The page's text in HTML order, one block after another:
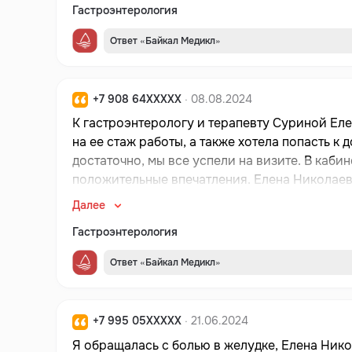
Гастроэнтерология
Ответ «Байкал Медикл»
+7 908 64XXXXX · 08.08.2024
К гастроэнтерологу и терапевту Суриной
на ее стаж работы, а также хотела попасть
достаточно, мы все успели на визите. В кабинет пригласили по записи,
положительные впечатления. Елена
аккуратно, я чувствовала себя довольно
приема препаратов. Уже могу сказать, что
записалась к ней. Сурина Е.Н. показалась
интересующие вопросы вполне понятным
«резко» собралась к ней на прием, и не все
Думаю, никакой спешки на приеме у Елены
Далее
Гастроэнтерология
Ответ «Байкал Медикл»
+7 995 05XXXXX · 21.06.2024
Я обращалась с болью в желудке, Елена